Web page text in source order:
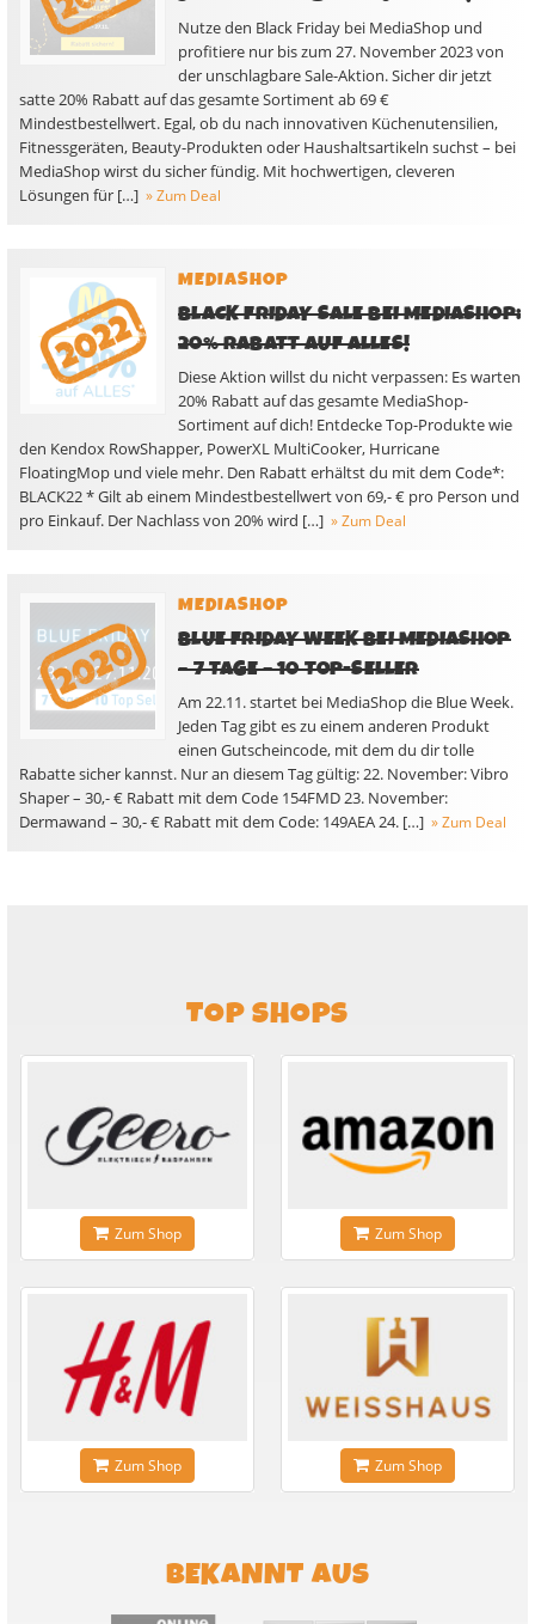
Nutze den Black Friday bei MediaShop und
profitiere nur bis zum 27. November 2023 von
der unschlagbare Sale-Aktion. Sicher dir jetzt
satte 20% Rabatt auf das gesamte Sortiment ab 69 €
Mindestbestellwert. Egal, ob du nach innovativen Küchenutensilien,
Fitnessgeräten, Beauty-Produkten oder Haushaltsartikeln suchst – bei
MediaShop wirst du sicher fündig. Mit hochwertigen, cleveren
Lösungen für […] » Zum Deal
MEDIASHOP
BLACK FRIDAY SALE BEI MEDIASHOP:
20% RABATT AUF ALLES!
Diese Aktion willst du nicht verpassen: Es warten
20% Rabatt auf das gesamte MediaShop-
Sortiment auf dich! Entdecke Top-Produkte wie
den Kendox RowShapper, PowerXL MultiCooker, Hurricane
FloatingMop und viele mehr. Den Rabatt erhältst du mit dem Code*:
BLACK22 * Gilt ab einem Mindestbestellwert von 69,- € pro Person und
pro Einkauf. Der Nachlass von 20% wird […] » Zum Deal
MEDIASHOP
BLUE FRIDAY WEEK BEI MEDIASHOP
– 7 TAGE – 10 TOP-SELLER
Am 22.11. startet bei MediaShop die Blue Week.
Jeden Tag gibt es zu einem anderen Produkt
einen Gutscheincode, mit dem du dir tolle
Rabatte sicher kannst. Nur an diesem Tag gültig: 22. November: Vibro
Shaper – 30,- € Rabatt mit dem Code 154FMD 23. November:
Dermawand – 30,- € Rabatt mit dem Code: 149AEA 24. […] » Zum Deal
TOP SHOPS
Zum Shop Zum Shop
Zum Shop Zum Shop
BEKANNT AUS